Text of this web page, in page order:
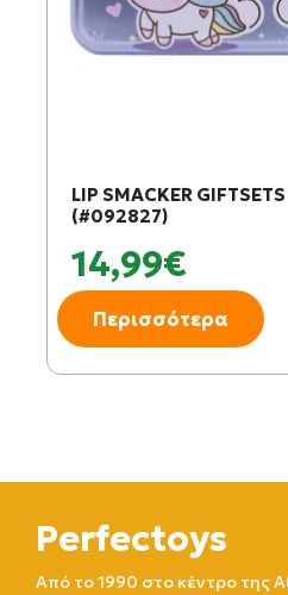
LIP SMACKER
(#092827)
14,99€
Περισσότερα
Perfectoys
Από το 1990 στο κέντρο της